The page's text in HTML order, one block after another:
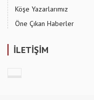
Köşe Yazarlarımız
Öne Çıkan Haberler
İLETİŞİM